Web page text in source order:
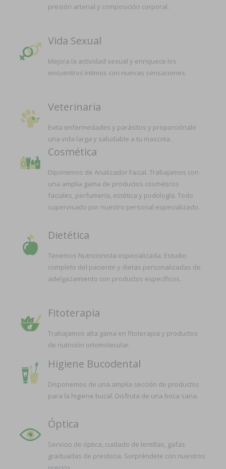
presión arterial y composición corporal.
Vida Sexual
Mejora la actividad sexual y enriquece los
encuentros íntimos con nuevas sensaciones.
Veterinaria
Evita enfermedades y parásitos y proporciónale
una vida larga y saludable a tu mascota.
Cosmética
Diponemos de Analizador Facial. Trabajamos con
una amplia gama de productos cosméticos
faciales, perfumería, estética y podología. Todo
supervisado por nuestro personal especializado.
Dietética
Tenemos Nutricionista especializada. Estudio
completo del paciente y dietas personalizadas de
adelgazamiento con productos específicos.
Fitoterapia
Trabajamos alta gama en fitoterapia y productos
de nutrición ortomolecular.
Higiene Bucodental
Disponemos de una amplia sección de productos
para la higiene bucal. Disfruta de una boca sana.
Óptica
Servicio de óptica, cuidado de lentillas, gafas
graduadas de presbicia. Sorpréndete con nuestros